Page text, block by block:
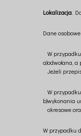
Lokalizacja .
Dane
a)
W
odwołana,
Jeżeli
b)
W
wykonania
okresowe
W przypadku